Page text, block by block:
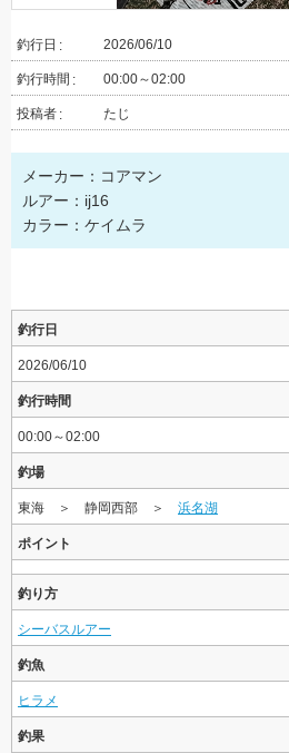
釣行日 2026/06/10
釣行時間 00:00～02:00
投稿者 たじ
メーカー：コアマン
ルアー：ij16
カラー：ケイムラ
釣行日
2026/06/10
釣行時間
00:00～02:00
釣場
東海 ＞ 静岡西部 ＞ 浜名湖
ポイント
釣り方
シーバスルアー
釣魚
ヒラメ
釣果